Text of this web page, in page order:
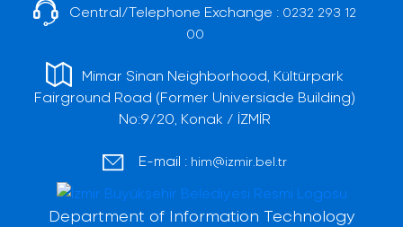
Central/Telephone Exchange : 0232 293 12
00
Mimar Sinan Neighborhood, Kültürpark
Fairground Road (Former Universiade Building)
No:9/20, Konak / İZMİR
E-mail : him@izmir.bel.tr
Department of Information Technology